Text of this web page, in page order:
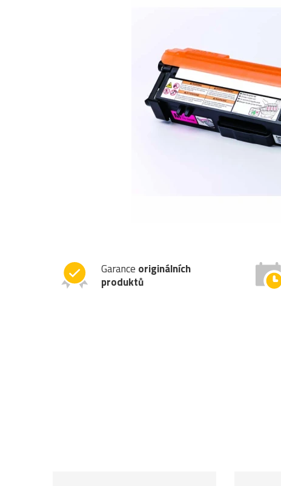
Garance originálních
produktů